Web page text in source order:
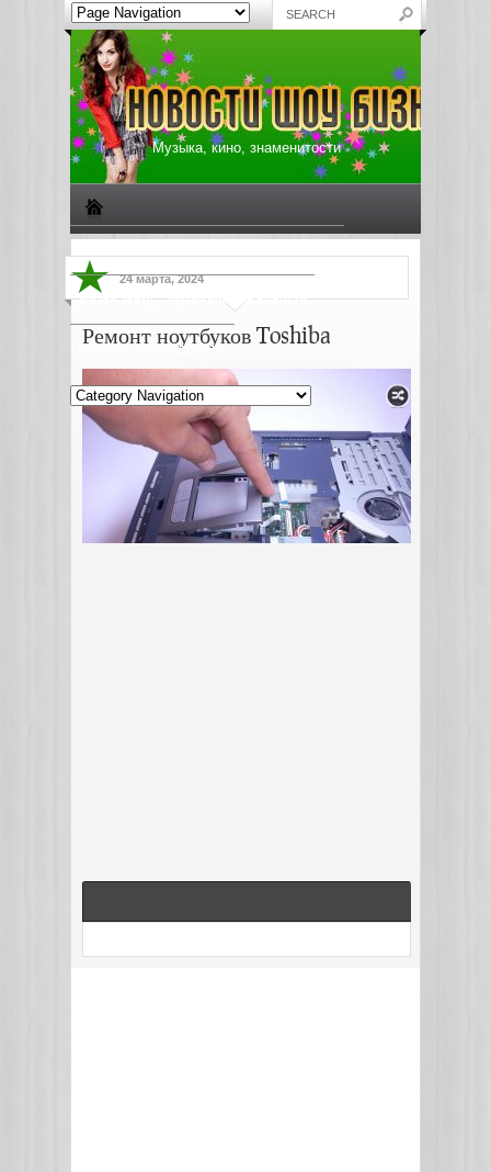
Музыка, кино, знаменитости
Жизнь звезд Музыкальные новости
Новости киноиндустрии
24 марта, 2024
Ремонт ноутбуков Toshiba